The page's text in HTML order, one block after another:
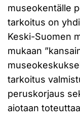
museokentälle
tarkoitus on
Keski-Suomen
mukaan
tarkoitus
peruskorjaus
aiotaan